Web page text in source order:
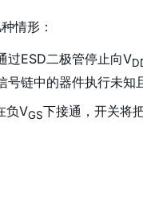
情形：
过ESD二极管停止向V
链中的器件执行未知
负VGS下接通，开关将